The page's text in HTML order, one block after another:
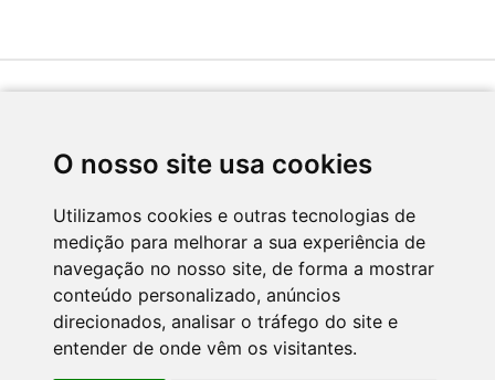
O nosso site usa cookies
Utilizamos cookies e outras tecnologias de
medição para melhorar a sua experiência de
navegação no nosso site, de forma a mostrar
conteúdo personalizado, anúncios
direcionados, analisar o tráfego do site e
entender de onde vêm os visitantes.